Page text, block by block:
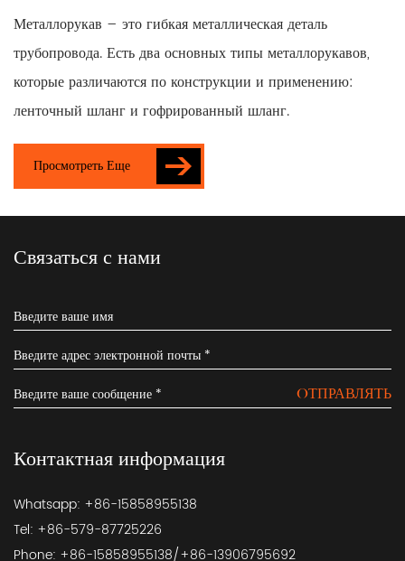
Металлорукав – это гибкая металлическая деталь
трубопровода. Есть два основных типы металлорукавов,
которые различаются по конструкции и применению:
ленточный шланг и гофрированный шланг.
Просмотреть Еще
Связаться с нами
OТПРАВЛЯТЬ
Контактная информация
Whatsapp: +86-15858955138
Tel: +86-579-87725226
Phone: +86-15858955138/+86-13906795692